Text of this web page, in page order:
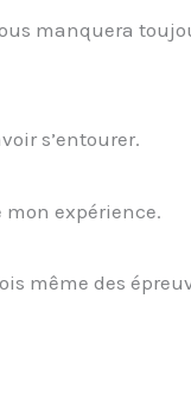
manquera
s’entourer.
expérience.
même des